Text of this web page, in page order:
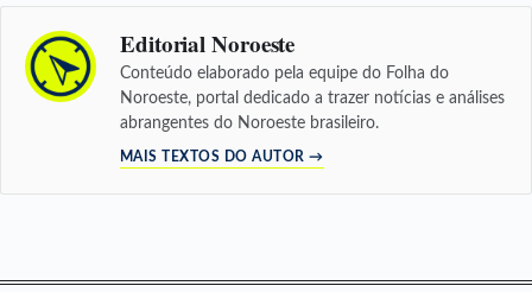
Editorial Noroeste
Conteúdo elaborado pela equipe do Folha do
Noroeste, portal dedicado a trazer notícias e análises
abrangentes do Noroeste brasileiro.
MAIS TEXTOS DO AUTOR →